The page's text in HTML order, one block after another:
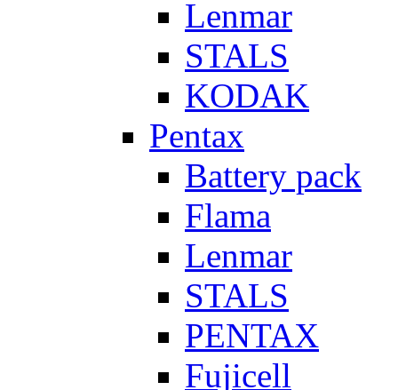
Lenmar
STALS
KODAK
Pentax
Battery pack
Flama
Lenmar
STALS
PENTAX
Fujicell